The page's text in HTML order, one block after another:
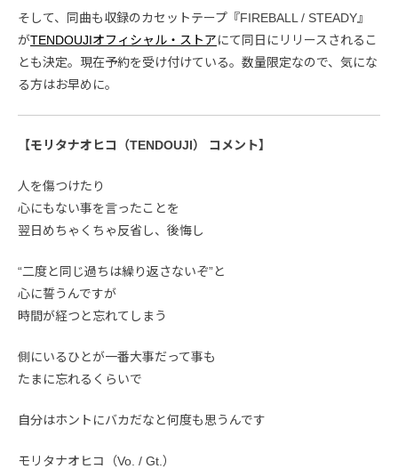
そして、同曲も収録のカセットテープ『FIREBALL / STEADY』
がTENDOUJIオフィシャル・ストアにて同日にリリースされるこ
とも決定。現在予約を受け付けている。数量限定なので、気にな
る方はお早めに。
【モリタナオヒコ（TENDOUJI） コメント】
人を傷つけたり
心にもない事を言ったことを
翌日めちゃくちゃ反省し、後悔し
“二度と同じ過ちは繰り返さないぞ”と
心に誓うんですが
時間が経つと忘れてしまう
側にいるひとが一番大事だって事も
たまに忘れるくらいで
自分はホントにバカだなと何度も思うんです
モリタナオヒコ（Vo. / Gt.）